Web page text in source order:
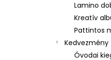
Lamino
Kreatív
Pattintos
Kedvezmény
Óvodai